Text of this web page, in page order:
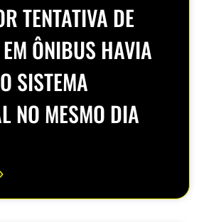
TENTATIVA DE
ÔNIBUS HAVIA
SISTEMA
NO MESMO DIA